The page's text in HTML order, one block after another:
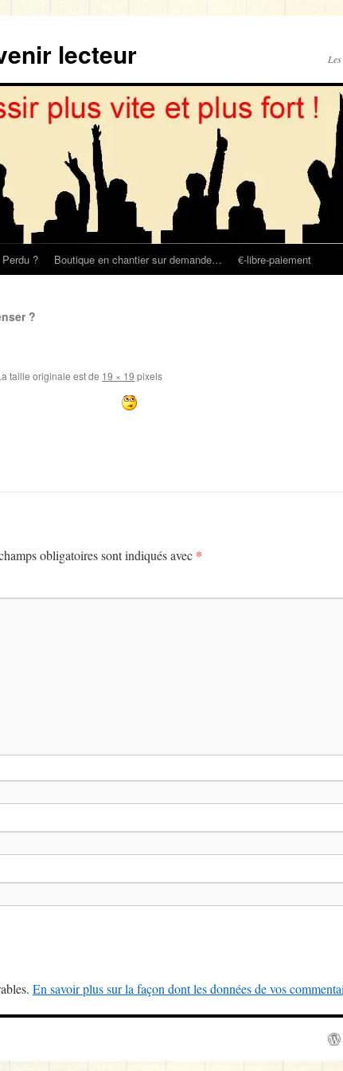
lecteur
Perdu ? Boutique en chantier sur demande… €-libre-paiement
?
taille originale est de 19 × 19 pixels
obligatoires sont indiqués avec *
En savoir plus sur la façon dont les données de vos